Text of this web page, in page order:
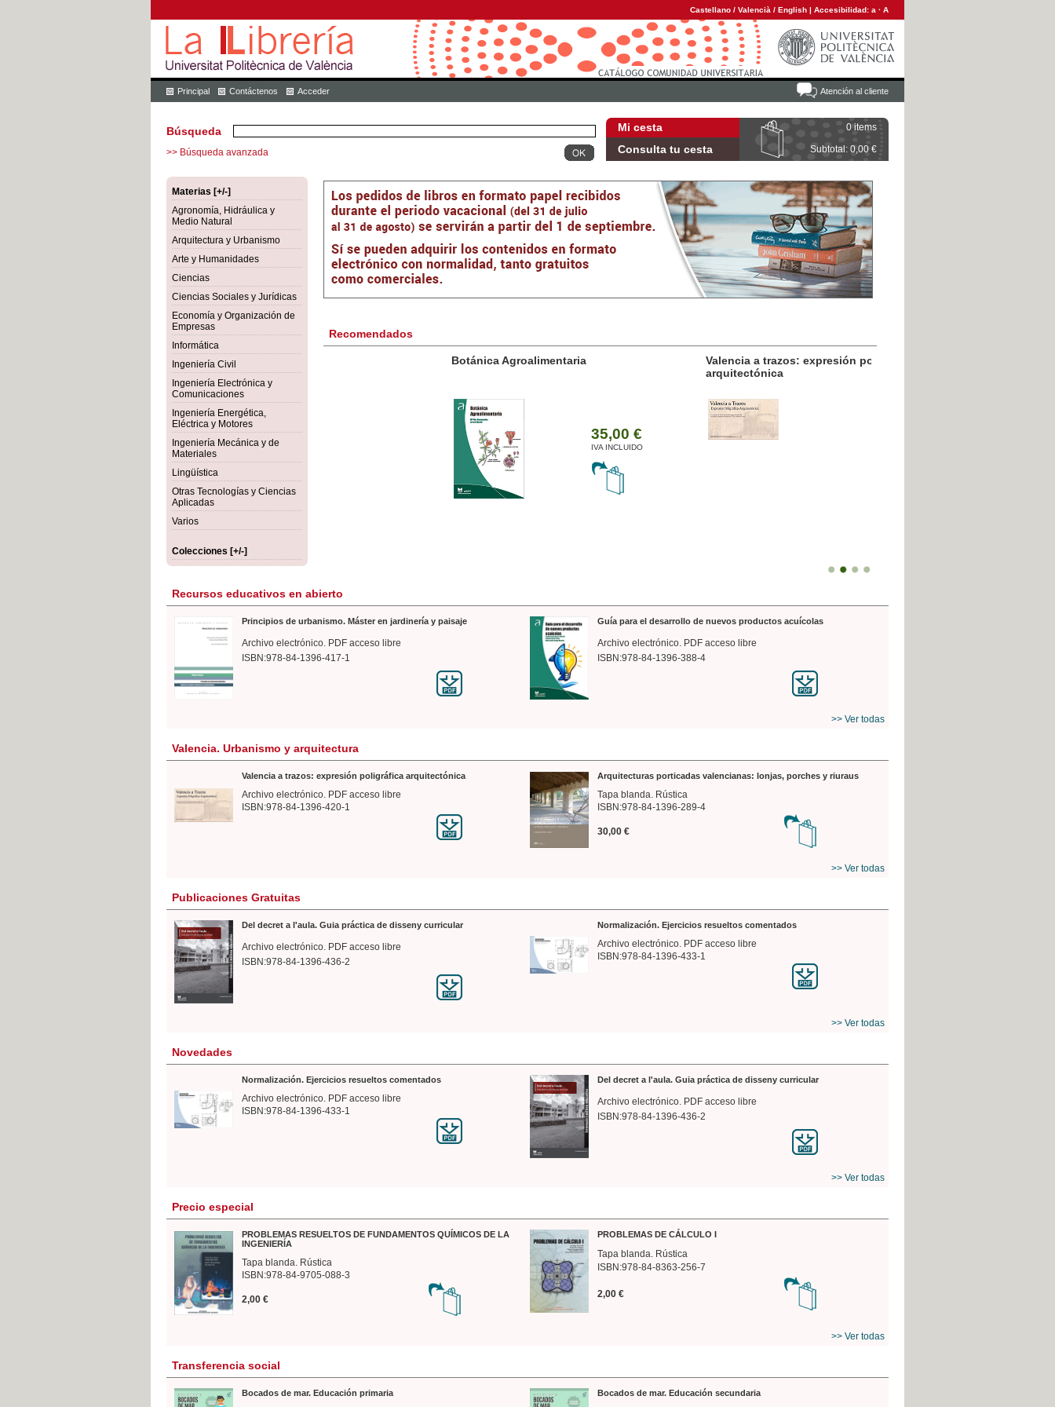
Castellano / Valencià / English | Accesibilidad: a · A
Atención al cliente
Principal Contáctenos Acceder
Mi cesta 0 items
Consulta tu cesta Subtotal: 0,00 €
Búsqueda
>> Búsqueda avanzada
Materias [+/-]
Agronomía, Hidráulica y
Medio Natural
Arquitectura y Urbanismo
Arte y Humanidades
Ciencias
Ciencias Sociales y Jurídicas
Economía y Organización de
Empresas
Informática
Ingeniería Civil
Ingeniería Electrónica y
Comunicaciones
Ingeniería Energética,
Eléctrica y Motores
Ingeniería Mecánica y de
Materiales
Lingüística
Otras Tecnologías y Ciencias
Aplicadas
Varios
Colecciones [+/-]
Recomendados
Botánica Agroalimentaria
35,00 €
IVA INCLUIDO
Valencia a trazos: expresión poligráfica
Recursos educativos en abierto
Principios de urbanismo. Máster en jardinería y paisaje
Archivo electrónico. PDF acceso libre
ISBN:978-84-1396-417-1
Guía para el desarrollo de nuevos productos acuícolas
Archivo electrónico. PDF acceso libre
ISBN:978-84-1396-388-4
>> Ver todas
Valencia. Urbanismo y arquitectura
Valencia a trazos: expresión poligráfica arquitectónica
Archivo electrónico. PDF acceso libre
ISBN:978-84-1396-420-1
Arquitecturas porticadas valencianas: lonjas, porches y riuraus
Tapa blanda. Rústica
ISBN:978-84-1396-289-4
30,00 €
>> Ver todas
Publicaciones Gratuitas
Del decret a l'aula. Guia práctica de disseny curricular
Archivo electrónico. PDF acceso libre
ISBN:978-84-1396-436-2
Normalización. Ejercicios resueltos comentados
Archivo electrónico. PDF acceso libre
ISBN:978-84-1396-433-1
>> Ver todas
Novedades
Normalización. Ejercicios resueltos comentados
Archivo electrónico. PDF acceso libre
ISBN:978-84-1396-433-1
Del decret a l'aula. Guia práctica de disseny curricular
Archivo electrónico. PDF acceso libre
ISBN:978-84-1396-436-2
>> Ver todas
Precio especial
PROBLEMAS RESUELTOS DE FUNDAMENTOS QUÍMICOS DE LA
INGENIERÍA
Tapa blanda. Rústica
ISBN:978-84-9705-088-3
2,00 €
PROBLEMAS DE CÁLCULO I
Tapa blanda. Rústica
ISBN:978-84-8363-256-7
2,00 €
>> Ver todas
Transferencia social
Bocados de mar. Educación primaria Bocados de mar. Educación secundaria